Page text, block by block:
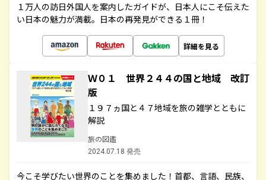
１万人の訪日外国人を案内したガイドが、日本人にこそ伝えた
い日本の魅力が満載。日本の再発見ができる１冊！
詳細を見る
Ｗ０１ 世界２４４の国と地域 改訂
版
１９７ヵ国と４７地域を旅の雑学とともに
解説
旅の図鑑
2024.07.18 発売
今こそ学びたい世界のことを集めました！首都、言語、民族、